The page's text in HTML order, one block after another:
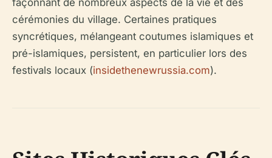
façonnant de nombreux aspects de la vie et des
cérémonies du village. Certaines pratiques
syncrétiques, mélangeant coutumes islamiques et
pré-islamiques, persistent, en particulier lors des
festivals locaux (insidethenewrussia.com).